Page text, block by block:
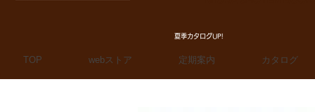
夏季カタログUP!
TOP webストア 定期案内 カタログ